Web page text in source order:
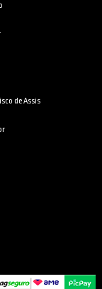
de Assis